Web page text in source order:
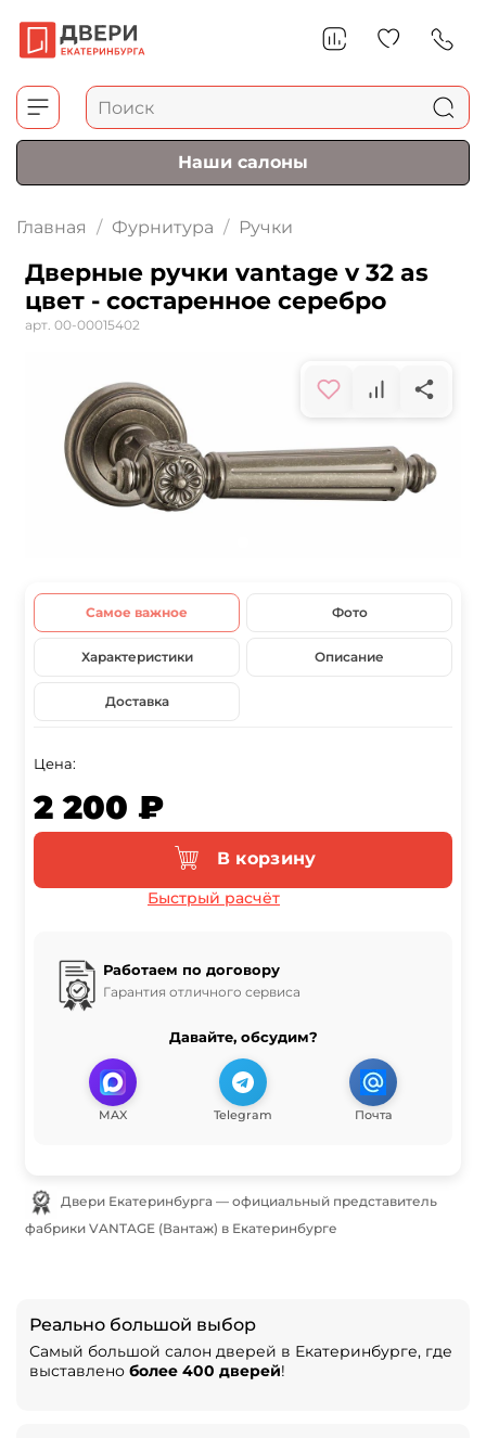
Наши салоны
Главная Фурнитура Ручки
Дверные ручки vantage v 32 as
цвет - состаренное серебро
арт. 00-00015402
Самое важное Фото
Характеристики Описание
Доставка
Цена:
2 200 ₽
В корзину
Быстрый расчёт
Работаем по договору
Гарантия отличного сервиса
Давайте, обсудим?
MAX Telegram Почта
Двери Екатеринбурга — официальный представитель
фабрики VANTAGE (Вантаж) в Екатеринбурге
Реально большой выбор
Самый большой салон дверей в Екатеринбурге, где
выставлено более 400 дверей!